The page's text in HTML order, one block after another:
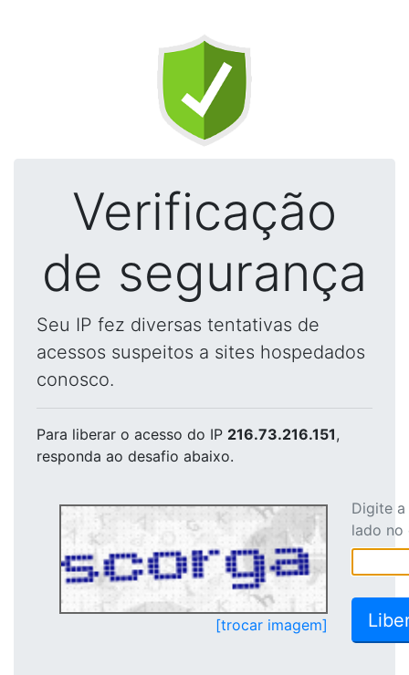
Verificação
de segurança
Seu IP fez diversas tentativas de
acessos suspeitos a sites hospedados
conosco.
Para liberar o acesso do IP 216.73.216.151,
responda ao desafio abaixo.
[trocar imagem]
Digite
lado no